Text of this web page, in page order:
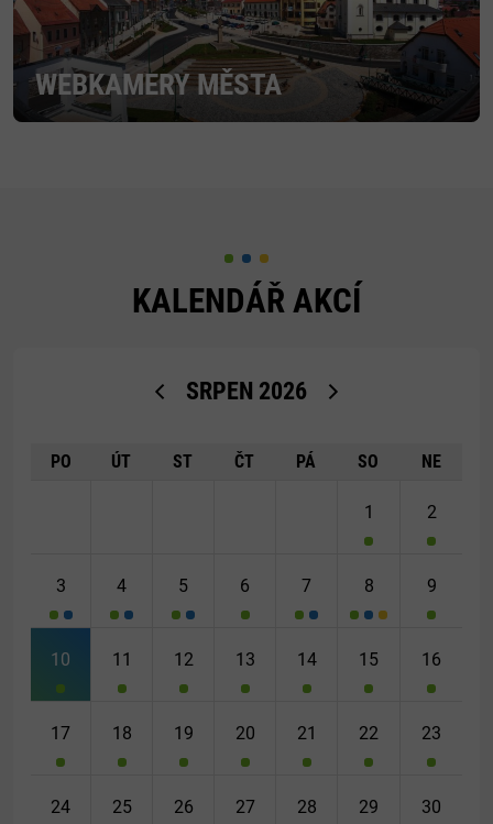
WEBKAMERY MĚSTA
KALENDÁŘ AKCÍ
<Dříve
SRPEN 2026
PO ÚT ST ČT PÁ SO NE
1 2
3 4 5 6 7 8 9
10 11 12 13 14 15 16
17 18 19 20 21 22 23
24 25 26 27 28 29 30